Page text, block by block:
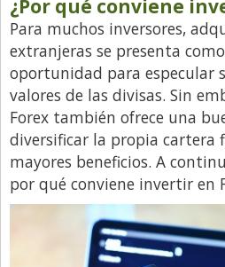
¿Por qué conviene
Para muchos inversores,
extranjeras se presenta
oportunidad para especular
valores de las divisas. Sin
Forex también ofrece una
diversificar la propia cartera
mayores beneficios. A
por qué conviene invertir en